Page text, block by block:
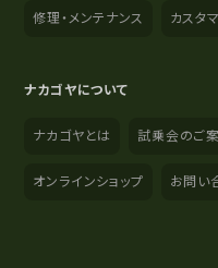
修理・メンテナンス カスタ
ナカゴヤについて
ナカゴヤとは 試乗会のご
オンラインショップ お問い